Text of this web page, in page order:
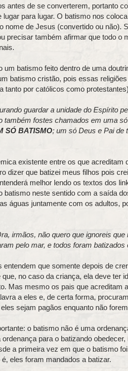
antes de se converterem, portanto
lugar para lugar. O batismo nos
nome de Jesus (convertido ou não).
precisar também afirmar que todo o
um batismo feito dentro de uma
batismo cristão, pois essas
tanto por católicos como
guardar a unidade do Espírito
também fostes chamados em uma
SÓ BATISMO; um só Deus e Pai de
existente entre os que
dizer que batizei meus filhos pois
melhor lendo os textos dos
batismo neste sentido com a saída
águas juntamente com os adultos,
irmãos, não quero que ignoreis
pelo mar, e todos foram
entendem que somente depois de
que, no caso da criança, ela deve ter
Mas mesmo os pais que acreditam
a eles e, de certa forma,
sejam pagãos enquanto não
o batismo não é uma
para o batizando
a primeira vez em que o batismo
é, eles foram mandados a batizar.